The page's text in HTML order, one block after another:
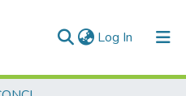
Log In (current)